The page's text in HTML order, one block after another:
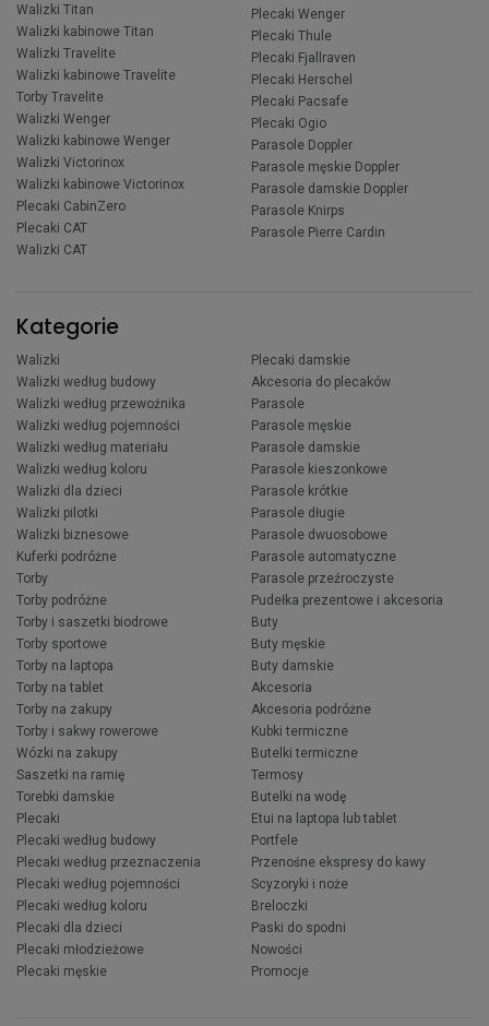
Walizki Titan
Walizki kabinowe Titan
Walizki Travelite
Walizki kabinowe Travelite
Torby Travelite
Walizki Wenger
Walizki kabinowe Wenger
Walizki Victorinox
Walizki kabinowe Victorinox
Plecaki CabinZero
Plecaki CAT
Walizki CAT
Plecaki Wenger
Plecaki Thule
Plecaki Fjallraven
Plecaki Herschel
Plecaki Pacsafe
Plecaki Ogio
Parasole Doppler
Parasole męskie Doppler
Parasole damskie Doppler
Parasole Knirps
Parasole Pierre Cardin
Kategorie
Walizki
Walizki według budowy
Walizki według przewoźnika
Walizki według pojemności
Walizki według materiału
Walizki według koloru
Walizki dla dzieci
Walizki pilotki
Walizki biznesowe
Kuferki podróżne
Torby
Torby podróżne
Torby i saszetki biodrowe
Torby sportowe
Torby na laptopa
Torby na tablet
Torby na zakupy
Torby i sakwy rowerowe
Wózki na zakupy
Saszetki na ramię
Torebki damskie
Plecaki
Plecaki według budowy
Plecaki według przeznaczenia
Plecaki według pojemności
Plecaki według koloru
Plecaki dla dzieci
Plecaki młodzieżowe
Plecaki męskie
Plecaki damskie
Akcesoria do plecaków
Parasole
Parasole męskie
Parasole damskie
Parasole kieszonkowe
Parasole krótkie
Parasole długie
Parasole dwuosobowe
Parasole automatyczne
Parasole przeźroczyste
Pudełka prezentowe i akcesoria
Buty
Buty męskie
Buty damskie
Akcesoria
Akcesoria podróżne
Kubki termiczne
Butelki termiczne
Termosy
Butelki na wodę
Etui na laptopa lub tablet
Portfele
Przenośne ekspresy do kawy
Scyzoryki i noże
Breloczki
Paski do spodni
Nowości
Promocje